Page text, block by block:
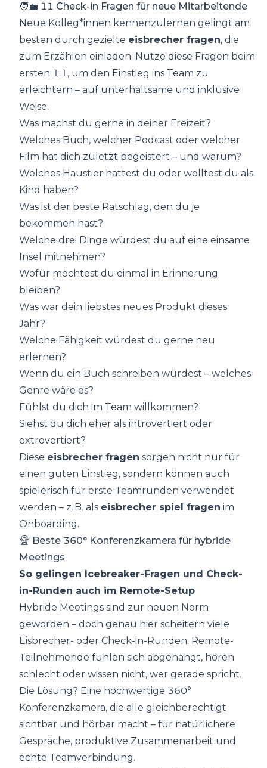
🧑💼 11 Check-in Fragen für neue Mitarbeitende
Neue Kolleg*innen kennenzulernen gelingt am
besten durch gezielte eisbrecher fragen, die
zum Erzählen einladen. Nutze diese Fragen beim
ersten 1:1, um den Einstieg ins Team zu
erleichtern – auf unterhaltsame und inklusive
Weise.
Was machst du gerne in deiner Freizeit?
Welches Buch, welcher Podcast oder welcher
Film hat dich zuletzt begeistert – und warum?
Welches Haustier hattest du oder wolltest du als
Kind haben?
Was ist der beste Ratschlag, den du je
bekommen hast?
Welche drei Dinge würdest du auf eine einsame
Insel mitnehmen?
Wofür möchtest du einmal in Erinnerung
bleiben?
Was war dein liebstes neues Produkt dieses
Jahr?
Welche Fähigkeit würdest du gerne neu
erlernen?
Wenn du ein Buch schreiben würdest – welches
Genre wäre es?
Fühlst du dich im Team willkommen?
Siehst du dich eher als introvertiert oder
extrovertiert?
Diese eisbrecher fragen sorgen nicht nur für
einen guten Einstieg, sondern können auch
spielerisch für erste Teamrunden verwendet
werden – z. B. als eisbrecher spiel fragen im
Onboarding.
🏆 Beste 360° Konferenzkamera für hybride
Meetings
So gelingen Icebreaker-Fragen und Check-
in-Runden auch im Remote-Setup
Hybride Meetings sind zur neuen Norm
geworden – doch genau hier scheitern viele
Eisbrecher- oder Check-in-Runden: Remote-
Teilnehmende fühlen sich abgehängt, hören
schlecht oder wissen nicht, wer gerade spricht.
Die Lösung? Eine hochwertige 360°
Konferenzkamera, die alle gleichberechtigt
sichtbar und hörbar macht – für natürlichere
Gespräche, produktive Zusammenarbeit und
echte Teamverbindung.